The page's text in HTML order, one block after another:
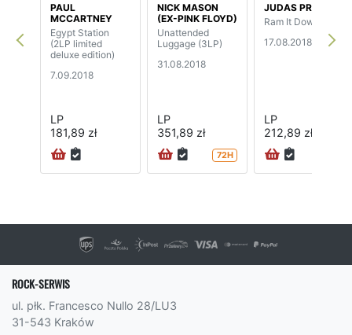
PAUL
MCCARTNEY
Egypt Station
(2LP limited
deluxe edition)
7.09.2018
LP
181,89 zł
NICK MASON
(EX-PINK FLOYD)
Unattended
Luggage (3LP)
31.08.2018
LP
351,89 zł
72H
JUDAS PRIEST
Ram It Down
17.08.2018
LP
212,89 zł
ROCK-SERWIS
ul. płk. Francesco Nullo 28/LU3
31-543 Kraków